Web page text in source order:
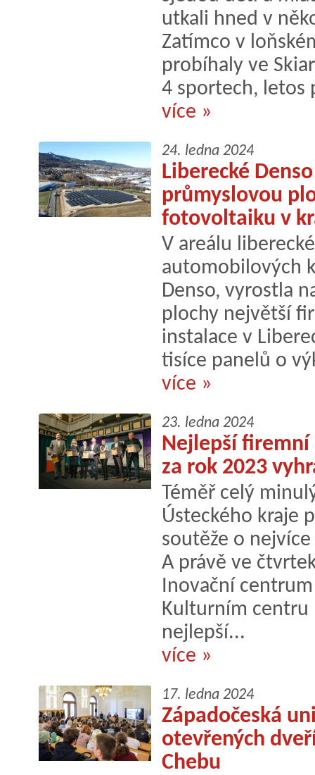
utkali hned v
Zatímco v
probíhaly ve
4 sportech, letos
více »
24. ledna 2024
Liberecké
průmyslovou
fotovoltaiku v
V areálu
automobilových
Denso, vyrostla
plochy největší
instalace v
tisíce panelů o
více »
23. ledna 2024
Nejlepší firemní
za rok 2023
Téměř celý
Ústeckého kraje
soutěže o
A právě ve
Inovační
Kulturním centru
nejlepší...
více »
17. ledna 2024
Západočeská
otevřených
Chebu